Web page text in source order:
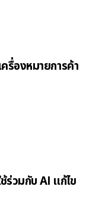
รื่องหมายการค้า
ร่วมกับ AI แก้ไข